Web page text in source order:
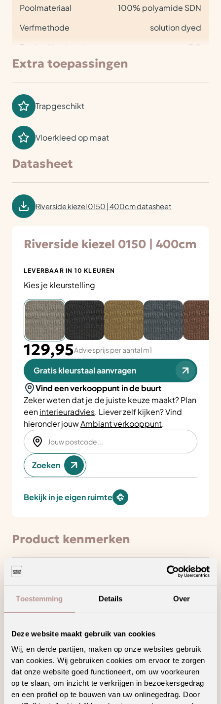
Toestemming Details Over
Deze website maakt gebruik van cookies
Wij, en derde partijen, maken op onze websites gebruik
van cookies. Wij gebruiken cookies om ervoor te zorgen
dat onze website goed functioneert, om uw voorkeuren
op te slaan, om inzicht te verkrijgen in bezoekersgedrag
en een profiel op te bouwen van uw onlinegedrag. Door
Poolmateriaal
100% polyamide SDN
Verfmethode
solution dyed
Totale dikte (mm)
5,0
Extra toepassingen
Trapgeschikt
Vloerkleed op maat
Datasheet
Riverside kiezel 0150 | 400cm datasheet
Riverside kiezel 0150 | 400cm
LEVERBAAR IN 10 KLEUREN
Kies je kleurstelling
129,95Adviesprijs per aantal m1
Gratis kleurstaal aanvragen
Vind een verkooppunt in de buurt
Zeker weten dat je de juiste keuze maakt? Plan
eeninterieuradvies. Liever zelf kijken? Vind
hieronder jouwAmbiant verkooppunt.
Zoeken
Bekijk in je eigen ruimte
Product kenmerken
Minder loopgeluid voor meer wooncomfort
Draagt bij aan een gezonder binnenklimaat
uitstraling
Ook verkrijgbaar als complete traprenovatie
in hetzelfde decor